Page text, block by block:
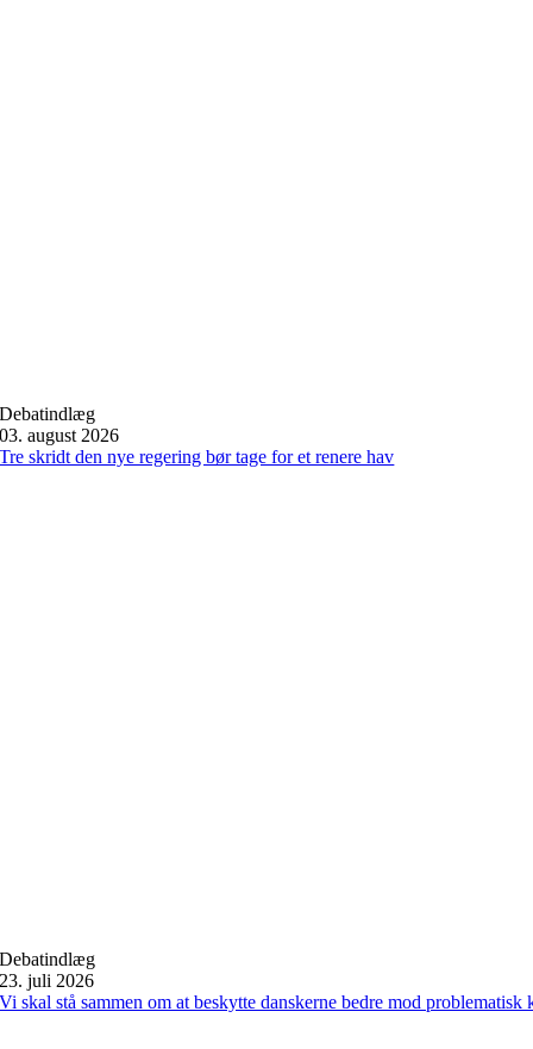
Debatindlæg
03. august 2026
Tre skridt den nye regering bør tage for et renere hav
Debatindlæg
23. juli 2026
Vi skal stå sammen om at beskytte danskerne bedre mod problematisk